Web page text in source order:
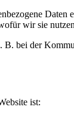
wir sie
B. bei der
ist: